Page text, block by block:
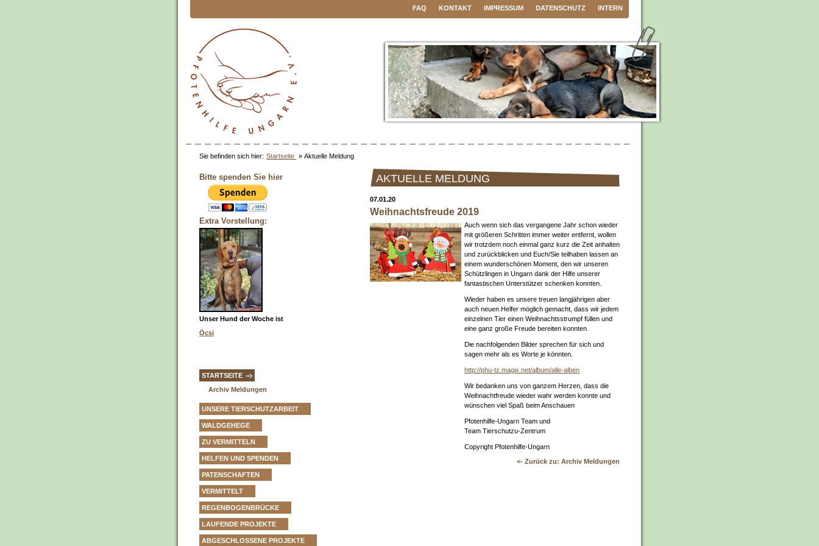
FAQ KONTAKT IMPRESSUM DATENSCHUTZ INTERN
Sie befinden sich hier: Startseite » Aktuelle Meldung
Bitte spenden Sie hier
Extra Vorstellung:
Unser Hund der Woche ist
Öcsi
STARTSEITE
Archiv Meldungen
UNSERE TIERSCHUTZARBEIT
WALDGEHEGE
ZU VERMITTELN
HELFEN UND SPENDEN
PATENSCHAFTEN
VERMITTELT
REGENBOGENBRÜCKE
LAUFENDE PROJEKTE
ABGESCHLOSSENE PROJEKTE
AKTUELLE MELDUNG
07.01.20
Weihnachtsfreude 2019
Auch wenn sich das vergangene Jahr schon wieder
mit größeren Schritten immer weiter entfernt, wollen
wir trotzdem noch einmal ganz kurz die Zeit anhalten
und zurückblicken und Euch/Sie teilhaben lassen an
einem wunderschönen Moment, den wir unseren
Schützlingen in Ungarn dank der Hilfe unserer
fantastischen Unterstützer schenken konnten.
Wieder haben es unsere treuen langjährigen aber
auch neuen Helfer möglich gemacht, dass wir jedem
einzelnen Tier einen Weihnachtsstrumpf füllen und
eine ganz große Freude bereiten konnten.
Die nachfolgenden Bilder sprechen für sich und
sagen mehr als es Worte je könnten.
http://phu-tz.magix.net/album/alle-alben
Wir bedanken uns von ganzem Herzen, dass die
Weihnachtfreude wieder wahr werden konnte und
wünschen viel Spaß beim Anschauen
Pfotenhilfe-Ungarn Team und
Team Tierschutzu-Zentrum
Copyright Pfotenhilfe-Ungarn
<- Zurück zu: Archiv Meldungen